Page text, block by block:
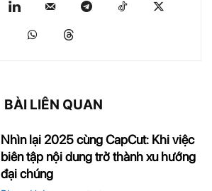
BÀI LIÊN QUAN
Nhìn lại 2025 cùng CapCut: Khi việc
biên tập nội dung trở thành xu hướng
đại chúng